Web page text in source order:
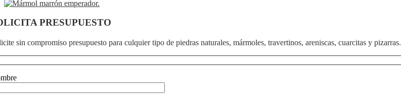
PRESUPUESTO
sin compromiso presupuesto para culquier tipo de piedras naturales, mármoles, travertinos, areniscas, cuarcitas y pizarras.